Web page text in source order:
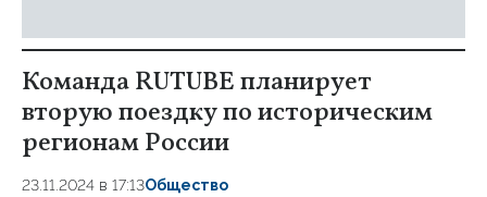
Команда RUTUBE планирует
вторую поездку по историческим
регионам России
23.11.2024 в 17:13Общество